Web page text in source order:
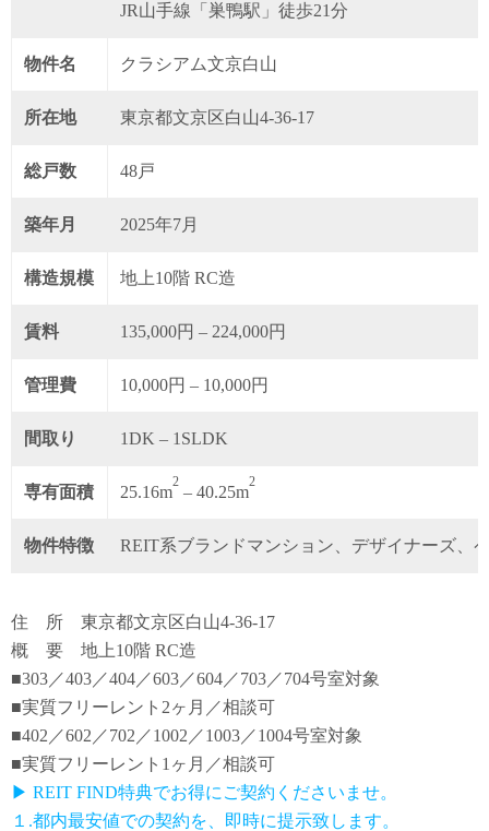
JR山手線「巣鴨駅」徒歩21分
物件名 クラシアム文京白山
所在地 東京都文京区白山4-36-17
総戸数 48戸
築年月 2025年7月
構造規模 地上10階 RC造
賃料 135,000円 – 224,000円
管理費 10,000円 – 10,000円
間取り 1DK – 1SLDK
専有面積 25.16m
2
– 40.25m
2
物件特徴 REIT系ブランドマンション、デザイナーズ、
住 所 東京都文京区白山4-36-17
概 要 地上10階 RC造
■303／403／404／603／604／703／704号室対象
■実質フリーレント2ヶ月／相談可
■402／602／702／1002／1003／1004号室対象
■実質フリーレント1ヶ月／相談可
▶ REIT FIND特典でお得にご契約くださいませ。
１.都内最安値での契約を、即時に提示致します。